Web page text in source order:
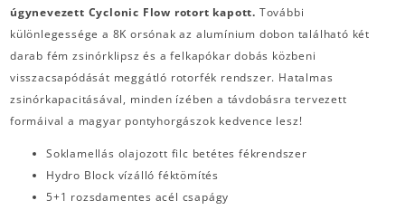
úgynevezett Cyclonic Flow rotort kapott. További
különlegessége a 8K orsónak az alumínium dobon található két
darab fém zsinórklipsz és a felkapókar dobás közbeni
visszacsapódását meggátló rotorfék rendszer. Hatalmas
zsinórkapacitásával, minden ízében a távdobásra tervezett
formáival a magyar pontyhorgászok kedvence lesz!
Soklamellás olajozott filc betétes fékrendszer
Hydro Block vízálló féktömítés
5+1 rozsdamentes acél csapágy